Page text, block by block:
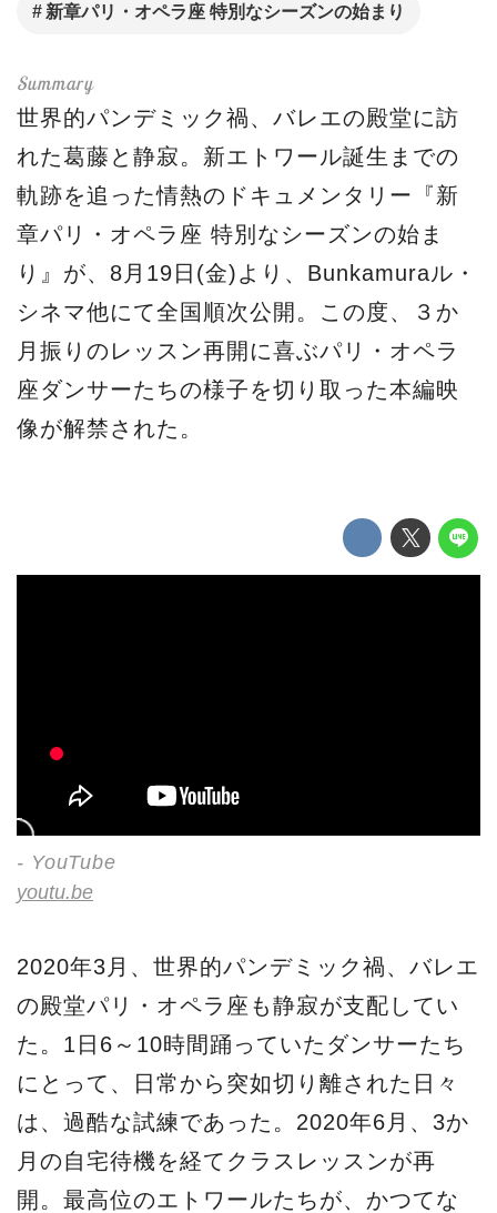
新章パリ・オペラ座 特別なシーズンの始まり
世界的パンデミック禍、バレエの殿堂に訪
れた葛藤と静寂。新エトワール誕生までの
軌跡を追った情熱のドキュメンタリー『新
章パリ・オペラ座 特別なシーズンの始ま
り』が、8月19日(金)より、Bunkamuraル・
シネマ他にて全国順次公開。この度、３か
月振りのレッスン再開に喜ぶパリ・オペラ
座ダンサーたちの様子を切り取った本編映
像が解禁された。
- YouTube
youtu.be
2020年3月、世界的パンデミック禍、バレエ
の殿堂パリ・オペラ座も静寂が支配してい
た。1日6～10時間踊っていたダンサーたち
にとって、日常から突如切り離された日々
は、過酷な試練であった。2020年6月、3か
月の自宅待機を経てクラスレッスンが再
開。最高位のエトワールたちが、かつてな